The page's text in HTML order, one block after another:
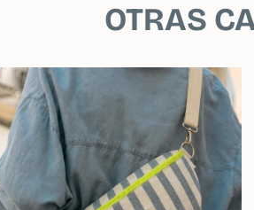
OTRAS